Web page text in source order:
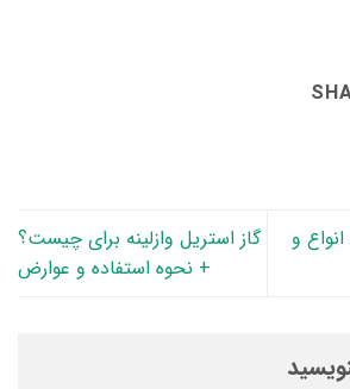
و
گاز استریل وازلینه برای چیست؟
+ نحوه استفاده و عوارض